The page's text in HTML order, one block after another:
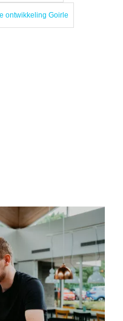
ontwikkeling Goirle
Design
een website die maar
laadt? Of misschien
toe te voegen
het gelukt is? En hoe
zonder